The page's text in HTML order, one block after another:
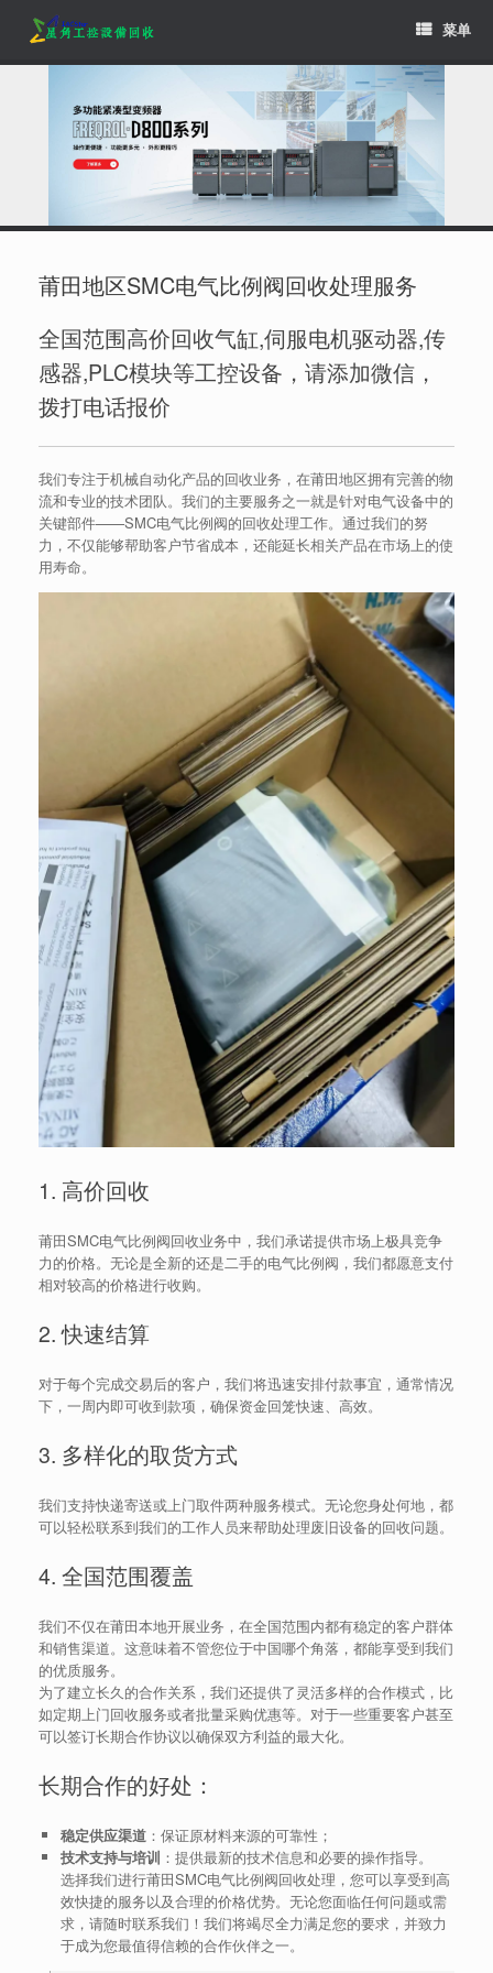
content
菜单
莆田地区SMC电气比例阀回收处理服务
全国范围高价回收气缸,伺服电机驱动器,传
感器,PLC模块等工控设备，请添加微信，
拨打电话报价
我们专注于机械自动化产品的回收业务，在莆田地区拥有完善的物
流和专业的技术团队。我们的主要服务之一就是针对电气设备中的
关键部件——SMC电气比例阀的回收处理工作。通过我们的努
力，不仅能够帮助客户节省成本，还能延长相关产品在市场上的使
用寿命。
1. 高价回收
莆田SMC电气比例阀回收业务中，我们承诺提供市场上极具竞争
力的价格。无论是全新的还是二手的电气比例阀，我们都愿意支付
相对较高的价格进行收购。
2. 快速结算
对于每个完成交易后的客户，我们将迅速安排付款事宜，通常情况
下，一周内即可收到款项，确保资金回笼快速、高效。
3. 多样化的取货方式
我们支持快递寄送或上门取件两种服务模式。无论您身处何地，都
可以轻松联系到我们的工作人员来帮助处理废旧设备的回收问题。
4. 全国范围覆盖
我们不仅在莆田本地开展业务，在全国范围内都有稳定的客户群体
和销售渠道。这意味着不管您位于中国哪个角落，都能享受到我们
的优质服务。
为了建立长久的合作关系，我们还提供了灵活多样的合作模式，比
如定期上门回收服务或者批量采购优惠等。对于一些重要客户甚至
可以签订长期合作协议以确保双方利益的最大化。
长期合作的好处：
稳定供应渠道：保证原材料来源的可靠性；
技术支持与培训 ：提供最新的技术信息和必要的操作指导。
选择我们进行莆田SMC电气比例阀回收处理，您可以享受到高
效快捷的服务以及合理的价格优势。无论您面临任何问题或需
求，请随时联系我们！我们将竭尽全力满足您的要求，并致力
于成为您最值得信赖的合作伙伴之一。